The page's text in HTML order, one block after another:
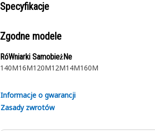
Specyfikacje
Zgodne modele
RóWniarki SamobieżNe
140M16M120M12M14M160M
Informacje o gwarancji
Zasady zwrotów